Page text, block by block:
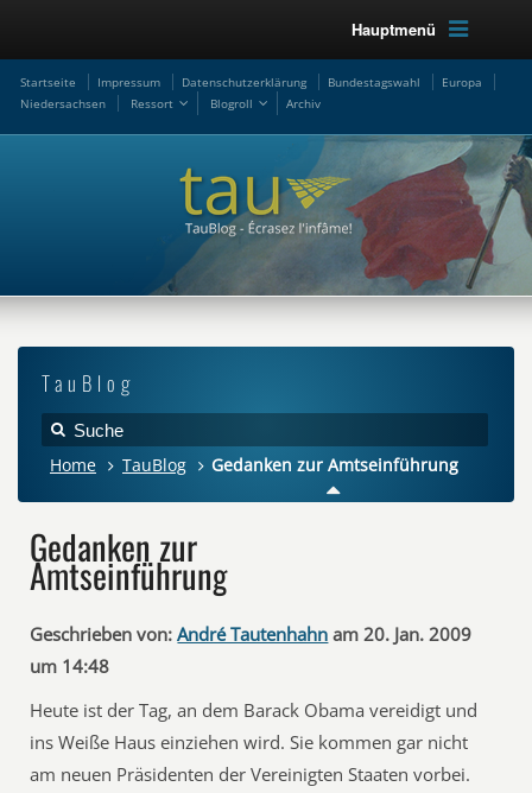
Hauptmenü
Startseite Impressum Datenschutzerklärung Bundestagswahl
Europa
Niedersachsen
Ressort Blogroll Archiv
TauBlog
Home TauBlog Gedanken zur Amtseinführung
Gedanken zur
Amtseinführung
Geschrieben von: André Tautenhahn am 20. Jan. 2009
um 14:48
Heute ist der Tag, an dem Barack Obama vereidigt und
ins Weiße Haus einziehen wird. Sie kommen gar nicht
am neuen Präsidenten der Vereinigten Staaten vorbei.